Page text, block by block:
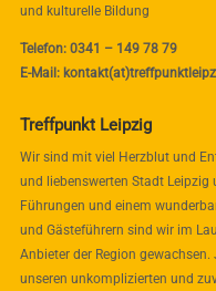
und kulturelle Bildung
Telefon: 0341 – 149 78 79
E-Mail:
Treffpunkt Leipzig
Wir sind mit viel Herzblut und
und liebenswerten Stadt Leipzig
Führungen und einem
und Gästeführern sind wir im
Anbieter der Region
unseren unkomplizierten und